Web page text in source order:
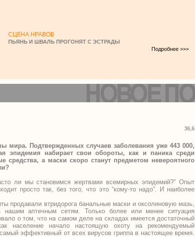
СЦЕНА НРАВОВ
ПЬЯНЬ И ШВАЛЬ ПРОГОНЯТ С ЭСТРАДЫ
Подробнее >>>
36,6
мира. Подтвержденных случаев заболевания уже 443 000,
набирает свои обороты, как и паника среди
а маски скоро станут предметом невероятного
ли мы становимся жертвами всемирных эпидемий?” Опыт
просто так, без того, что это “кому-то надо”. И наиболее
продавали втридорога банальные маски и оксолиновую мазь,
аптечным сетям. Только более или менее ситуация
о том, что на самом деле на складах имеется достаточный
население начало настоящую охоту на рекомендуемый
эффективный от всех вирусов гриппа в настоящее время.